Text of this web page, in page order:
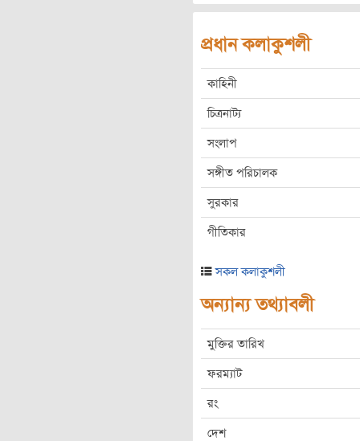
প্রধান কলাকুশলী
কাহিনী
চিত্রনাট্য
সংলাপ
সঙ্গীত পরিচালক
সুরকার
গীতিকার
সকল কলাকুশলী
অন্যান্য তথ্যাবলী
মুক্তির তারিখ
ফরম্যাট
রং
দেশ